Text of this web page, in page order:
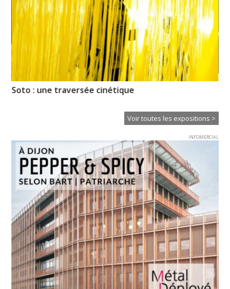
Soto : une traversée cinétique
Voir toutes les expositions >
INFOMERCIAL